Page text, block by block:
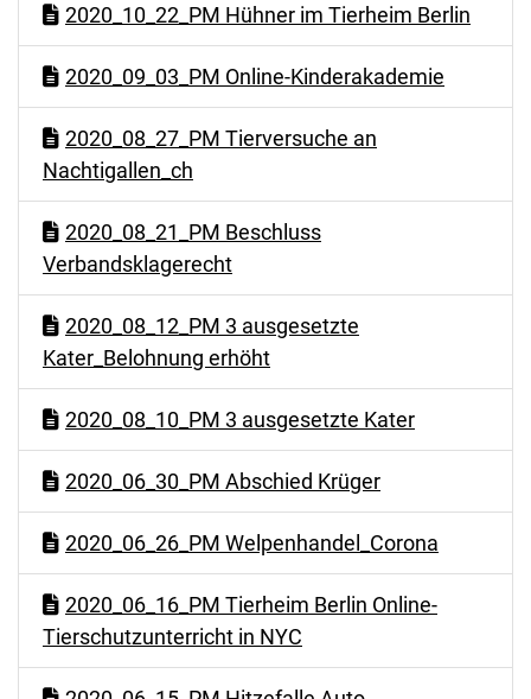
2020_10_22_PM Hühner im Tierheim Berlin
2020_09_03_PM Online-Kinderakademie
2020_08_27_PM Tierversuche an
Nachtigallen_ch
2020_08_21_PM Beschluss
Verbandsklagerecht
2020_08_12_PM 3 ausgesetzte
Kater_Belohnung erhöht
2020_08_10_PM 3 ausgesetzte Kater
2020_06_30_PM Abschied Krüger
2020_06_26_PM Welpenhandel_Corona
2020_06_16_PM Tierheim Berlin Online-
Tierschutzunterricht in NYC